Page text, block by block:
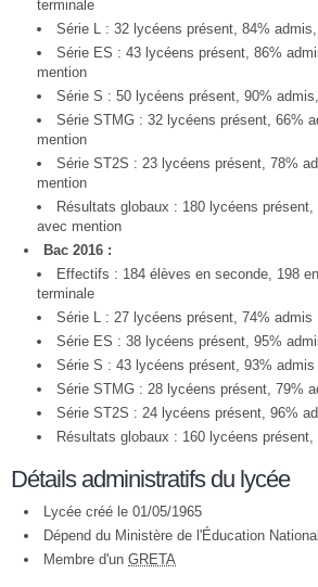
terminale
Série L : 32 lycéens présent, 84%
Série ES : 43 lycéens présent, 86%
mention
Série S : 50 lycéens présent, 90%
Série STMG : 32 lycéens présent, 66%
mention
Série ST2S : 23 lycéens présent, 78%
mention
Résultats globaux : 180 lycéens
avec mention
Bac 2016 :
Effectifs : 184 élèves en seconde, 198
terminale
Série L : 27 lycéens présent, 74% admis
Série ES : 38 lycéens présent, 95%
Série S : 43 lycéens présent, 93% admis
Série STMG : 28 lycéens présent, 79%
Série ST2S : 24 lycéens présent, 96%
Résultats globaux : 160 lycéens présent,
Détails administratifs du lycée
Lycée créé le 01/05/1965
Dépend du Ministère de l'Éducation
Membre d'un GRETA